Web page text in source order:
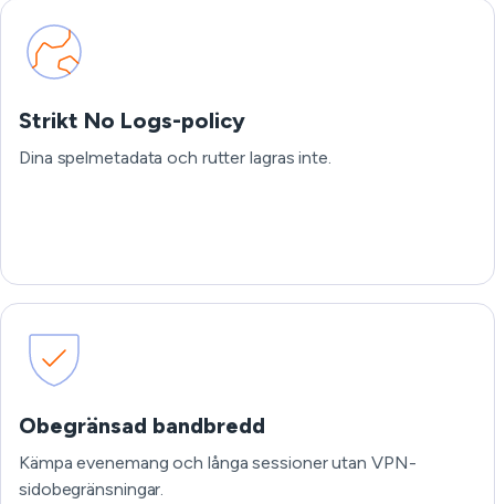
Strikt No Logs-policy
Dina spelmetadata och rutter lagras inte.
Obegränsad bandbredd
Kämpa evenemang och långa sessioner utan VPN-
sidobegränsningar.